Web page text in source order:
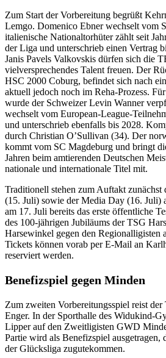
Zum Start der Vorbereitung begrüßt
Lemgo. Domenico Ebner wechselt vom
italienische Nationaltorhüter zählt seit
der Liga und unterschrieb einen Vertrag
Janis Pavels Valkovskis dürfen sich die
vielversprechendes Talent freuen. Der
HSC 2000 Coburg, befindet sich nach
aktuell jedoch noch im Reha-Prozess.
wurde der Schweizer Levin Wanner
wechselt vom European-League-
und unterschrieb ebenfalls bis 2028.
durch Christian O’Sullivan (34). Der
kommt vom SC Magdeburg und bringt
Jahren beim amtierenden Deutschen
nationale und internationale Titel mit.
Traditionell stehen zum Auftakt zunächst
(15. Juli) sowie der Media Day (16. Juli)
am 17. Juli bereits das erste öffentliche
des 100-jährigen Jubiläums der TSG
Harsewinkel gegen den
Tickets können vorab per E-Mail an
reserviert werden.
Benefizspiel gegen Minden
Zum zweiten Vorbereitungsspiel reist
Enger. In der Sporthalle des Widukind-
Lipper auf den Zweitligisten GWD
Partie wird als Benefizspiel ausgetragen,
der Glücksliga zugutekommen.